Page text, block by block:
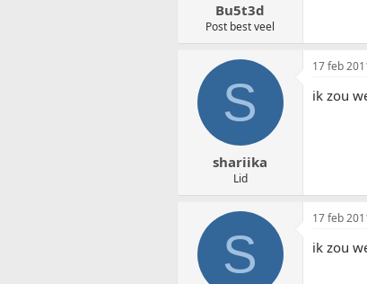
Bu5t3d
Post best veel
S
shariika
Lid
17 feb
ik zou
S
17 feb
ik zou